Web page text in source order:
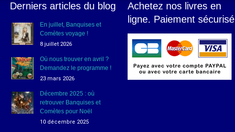
Derniers articles du blog
En juillet, Banquises et
Comètes voyage !
8 juillet 2026
Où nous trouver en avril ?
Demandez le programme !
23 mars 2026
Décembre 2025 : où
retrouver Banquises et
Comètes pour Noël
10 décembre 2025
Achetez nos livres en
ligne. Paiement sécurisé